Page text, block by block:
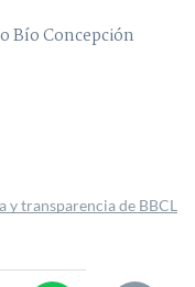
Bío Concepción
y transparencia de BBCL